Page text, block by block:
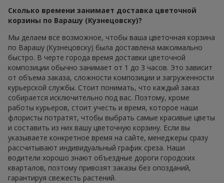
Сколько времени занимает доставка цветочной
корзины по Варашу (Кузнецовску)?
Мы делаем все возможное, чтобы ваша цветочная корзина
по Варашу (Кузнецовску) была доставлена максимально
быстро. В черте города время доставки цветочной
композиции обычно занимает от 1 до 3 часов. Это зависит
от объема заказа, сложности композиции и загруженности
курьерской службы. Стоит понимать, что каждый заказ
собирается исключительно под вас. Поэтому, кроме
работы курьеров, стоит учесть и время, которое наши
флористы потратят, чтобы выбрать самые красивые цветы
и составить из них вашу цветочную корзину. Если вы
указываете конкретное время на сайте, менеджеры сразу
рассчитывают индивидуальный график среза. Наши
водители хорошо знают объездные дороги городских
кварталов, поэтому привозят заказы без опозданий,
гарантируя свежесть растений.